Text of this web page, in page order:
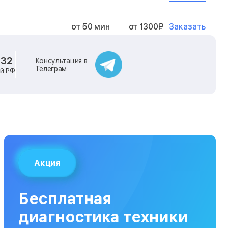
от 50 мин от 1300₽ Заказать
от 40 мин
от 40 мин
от 120 мин
РФ
Консультация в
Телеграм
Акция
Бесплатная
диагностика техники